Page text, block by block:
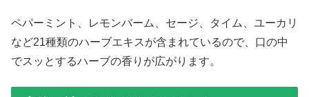
ペパーミント、レモンバーム、セージ、タイム、ユーカリ
など21種類のハーブエキスが含まれているので、口の中
でスッとするハーブの香りが広がります。